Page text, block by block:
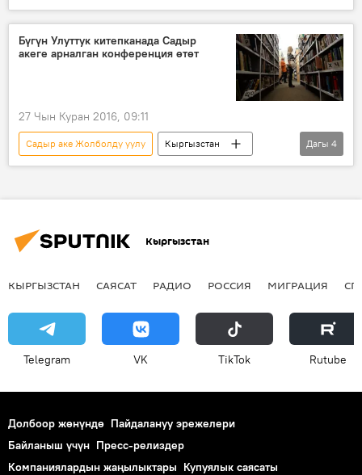
Кыргызстан
Коом
Жаңылыктар
Ысык-Көл облусу
кеп
Бүгүн Улуттук китепканада Садыр
акеге арналган конференция өтөт
27 Чын Куран 2016, 09:11
Садыр аке Жолболду уулу
Кыргызстан
Коом
Жаңылыктар
Дагы 4
Кыргызстан
КЫРГЫЗСТАН САЯСАТ РАДИО РОССИЯ МИГРАЦИЯ
Telegram VK ТikТоk Rutube
Долбоор жөнүндө Пайдалануу эрежелери
Байланыш үчүн Пресс-релиздер
Компаниялардын жаңылыктары Купуялык саясаты